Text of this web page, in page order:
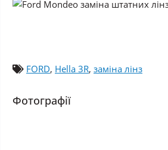
FORD, Hella 3R, заміна лінз
Фотографії